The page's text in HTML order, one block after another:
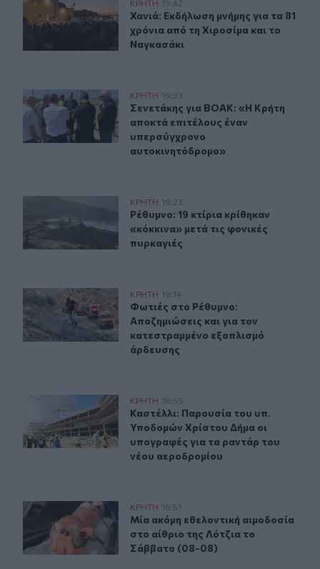
Χανιά: Εκδήλωση μνήμης για τα 81 χρόνια από τη
ΚΡΗΤΗ 19:42
Χανιά: Εκδήλωση μνήμης για τα 81
Χανιά: Εκδήλωση μνήμης για τα 81
χρόνια από τη Χιροσίμα και το
Ναγκασάκι
Σενετάκης για ΒΟΑΚ: «Η Κρήτη αποκτά επιτέλους
ΚΡΗΤΗ 19:33
Σενετάκης για ΒΟΑΚ: «Η Κρήτη
Σενετάκης για ΒΟΑΚ: «Η Κρήτη
αποκτά επιτέλους έναν
υπερσύγχρονο
αυτοκινητόδρομο»
Ρέθυμνο: 19 κτίρια κρίθηκαν «κόκκινα» μετά τις
ΚΡΗΤΗ 19:23
Ρέθυμνο: 19 κτίρια κρίθηκαν
Ρέθυμνο: 19 κτίρια κρίθηκαν
«κόκκινα» μετά τις φονικές
πυρκαγιές
Φωτιές στο Ρέθυμνο: Αποζημιώσεις και για τον
ΚΡΗΤΗ 19:14
Φωτιές στο Ρέθυμνο:
Φωτιές στο Ρέθυμνο:
Αποζημιώσεις και για τον
κατεστραμμένο εξοπλισμό
άρδευσης
Καστέλλι: Παρουσία του υπ. Υποδομών Χρίστου Δήμα
ΚΡΗΤΗ 18:59
Καστέλλι: Παρουσία του υπ.
Καστέλλι: Παρουσία του υπ.
Υποδομών Χρίστου Δήμα οι
υπογραφές για τα ραντάρ του
νέου αεροδρομίου
Μία ακόμη εθελοντική αιμοδοσία στο αίθριο της
ΚΡΗΤΗ 18:51
Μία ακόμη εθελοντική αιμοδοσία
Μία ακόμη εθελοντική αιμοδοσία
στο αίθριο της Λότζια το
Σάββατο (08-08)